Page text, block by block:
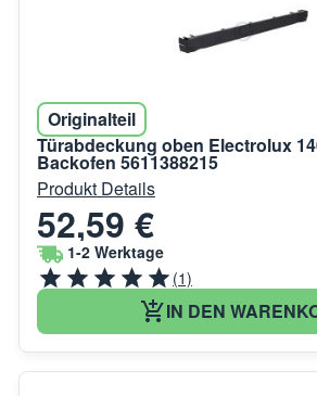
Originalteil
Türabdeckung oben Electrolux
Backofen 5611388215
Produkt Details
52,59 €
1-2 Werktage
(1)
IN DEN